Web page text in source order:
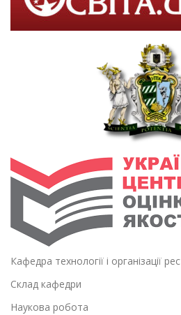
Кафедра технології і організації
Склад кафедри
Наукова робота